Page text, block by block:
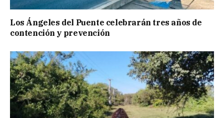
Los Ángeles del Puente celebrarán tres años de
contención y prevención